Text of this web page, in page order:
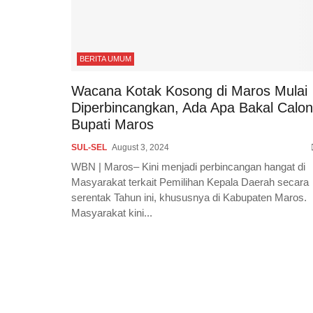
BERITA UMUM
Wacana Kotak Kosong di Maros Mulai
Diperbincangkan, Ada Apa Bakal Calon
Bupati Maros
SUL-SEL August 3, 2024
WBN | Maros– Kini menjadi perbincangan hangat di
Masyarakat terkait Pemilihan Kepala Daerah secara
serentak Tahun ini, khususnya di Kabupaten Maros.
Masyarakat kini...